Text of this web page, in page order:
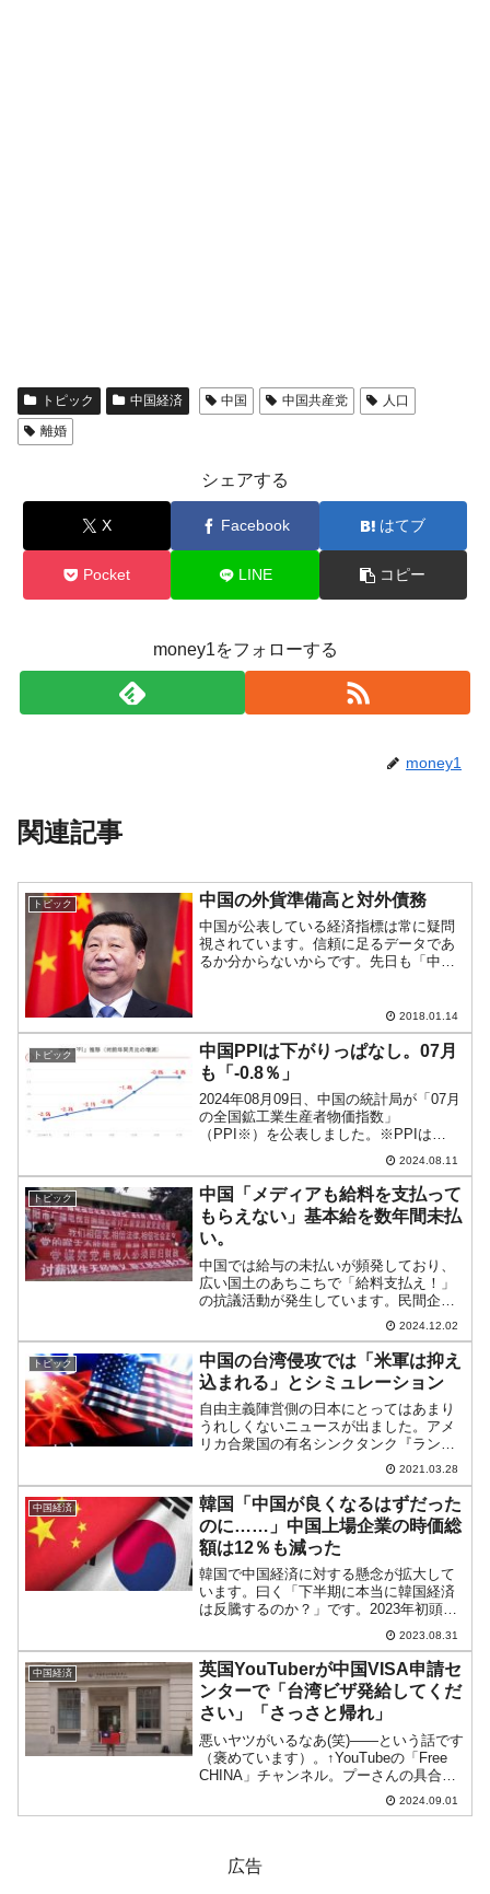
トピック 中国経済 中国 中国共産党
人口
離婚
シェアする
X Facebook はてブ
Pocket LINE コピー
money1をフォローする
money1
関連記事
トピック 中国の外貨準備高と対外債務
中国が公表している経済指標は常に疑問
視されています。信頼に足るデータであ
るか分からないからです。先日も「中国
「その奥に何があるか」を見なければな
りません。決して中国経済...
2018.01.14
トピック
中国PPIは下がりっぱなし。07月
も「-0.8％」
2024年08月09日、中国の統計局が「07月
の全国鉱工業生産者物価指数」
（PPI※）を公表しました。※PPIは
「Producer Price Index for Industrial
Products」の略。PPIは、国内の鉱工業
者が生産...
2024.08.11
トピック
中国「メディアも給料を支払って
もらえない」基本給を数年間未払
い。
中国では給与の未払いが頻発しており、
広い国土のあちこちで「給料支払え！」
の抗議活動が発生しています。民間企業
だけではなく、銀行や病院など、社会イ
ンフラに関わる組織ですら不払いを行っ
ていますので、社会不安が醸成されて当
然です。驚くべきは、中国...
2024.12.02
トピック
中国の台湾侵攻では「米軍は抑え
込まれる」とシミュレーション
自由主義陣営側の日本にとってはあまり
うれしくないニュースが出ました。アメ
リカ合衆国の有名シンクタンク『ランド
研究所』のシミュレーション結果が報道
されました。合衆国と中国の新冷戦は台
湾が焦点になっており、中国共産党軍に
よる武力侵攻が危ぶまれて...
2021.03.28
中国経済
韓国「中国が良くなるはずだった
のに……」中国上場企業の時価総
額は12％も減った
韓国で中国経済に対する懸念が拡大して
います。曰く「下半期に本当に韓国経済
は反騰するのか？」です。2023年初頭に
は、中国がリオープニングとなり、消費
も回復して対中国輸出も拡大。下半期に
は韓国経済は反騰する――という目論見
だったのですが、全く...
2023.08.31
中国経済
英国YouTuberが中国VISA申請セ
ンターで「台湾ビザ発給してくだ
さい」「さっさと帰れ」
悪いヤツがいるなあ(笑)――という話です
（褒めています）。↑YouTubeの「Free
CHINA」チャンネル。プーさんの具合が
悪いみたいですね。YouTube「FREE
CHINA」チャンネルのLewis（ルイス）さ
2024.09.01
広告